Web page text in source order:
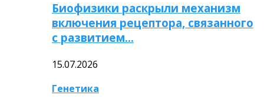
Биофизики раскрыли механизм
включения рецептора, связанного
с развитием…
15.07.2026
Генетика